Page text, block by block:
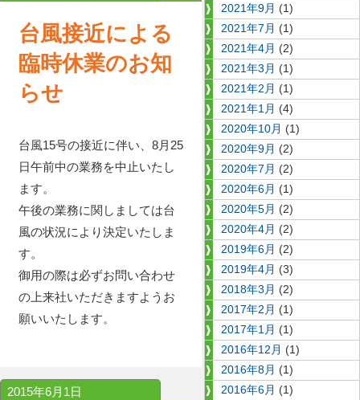
台風接近による
臨時休業のお知
らせ
台風15号の接近に伴い、8月25
日午前中の業務を中止いたし
ます。
午後の業務に関しましては台
風の状況により決定いたしま
す。
御用の際は必ずお問い合わせ
の上来社いただきますようお
願いいたします。
2015年6月1日
2021年9月 (1)
2021年7月 (1)
2021年4月 (2)
2021年3月 (1)
2021年2月 (1)
2021年1月 (4)
2020年10月 (1)
2020年9月 (2)
2020年7月 (2)
2020年6月 (1)
2020年5月 (2)
2020年4月 (2)
2019年6月 (2)
2019年4月 (3)
2018年3月 (2)
2017年2月 (1)
2017年1月 (1)
2016年12月 (1)
2016年8月 (1)
2016年6月 (1)